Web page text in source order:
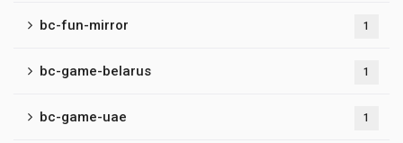
bc-fun-mirror 1
bc-game-belarus 1
bc-game-uae 1